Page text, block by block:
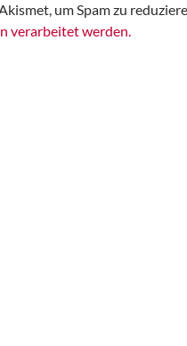
um Spam zu
verarbeitet werden.